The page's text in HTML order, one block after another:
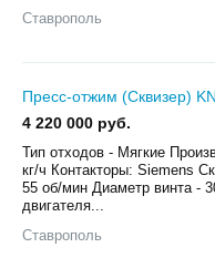
Ставрополь
Пресс-отжим (Сквизер)
4 220 000 руб.
Тип отходов - Мягкие
кг/ч Контакторы: Siemens
55 об/мин Диаметр винта -
двигателя...
Ставрополь